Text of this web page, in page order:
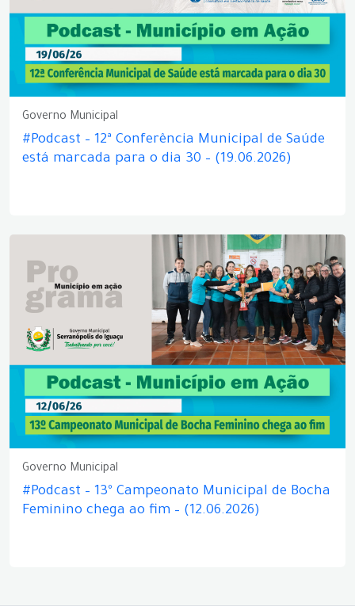
Governo Municipal
#Podcast – 12ª Conferência Municipal de Saúde
está marcada para o dia 30 – (19.06.2026)
Governo Municipal
#Podcast – 13º Campeonato Municipal de Bocha
Feminino chega ao fim – (12.06.2026)